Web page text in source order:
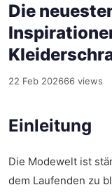
Die
22 Feb 202666 views
Einleitung
Die Modewelt ist
dem Laufenden zu